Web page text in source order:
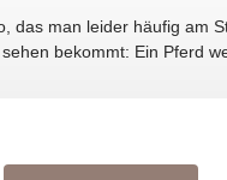
das man leider häufig am
bekommt: Ein Pferd